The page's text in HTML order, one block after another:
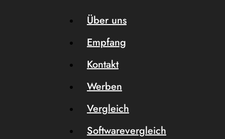
Über uns
Empfang
Kontakt
Werben
Vergleich
Softwarevergleich